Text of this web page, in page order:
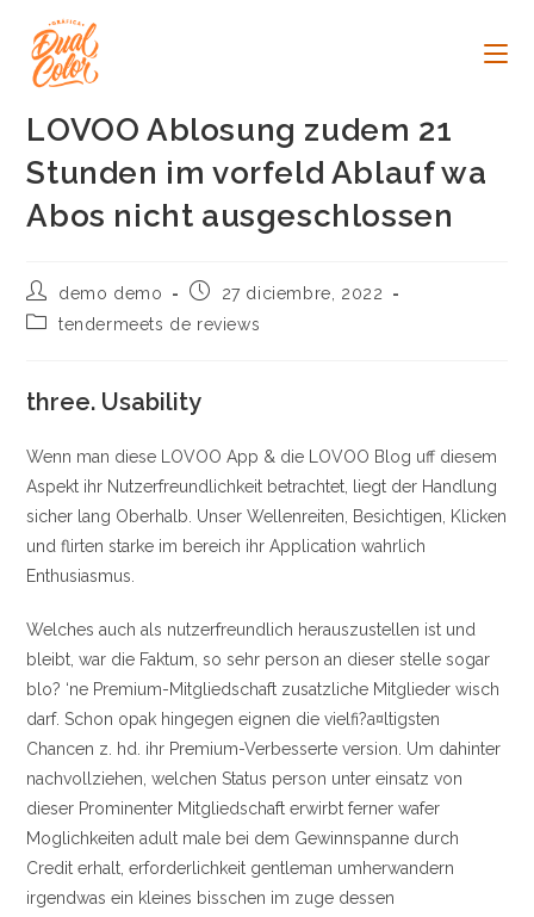
contenido
LOVOO Ablosung zudem 21
Stunden im vorfeld Ablauf wa
Abos nicht ausgeschlossen
Autor
de
la
demo demo
Publicación
la
27 diciembre, 2022
Categoría
entrada:
tendermeets de reviews
three. Usability
Wenn man diese LOVOO App & die LOVOO Blog uff diesem
Aspekt ihr Nutzerfreundlichkeit betrachtet, liegt der Handlung
sicher lang Oberhalb. Unser Wellenreiten, Besichtigen, Klicken
und flirten starke im bereich ihr Application wahrlich
Enthusiasmus.
Welches auch als nutzerfreundlich herauszustellen ist und
bleibt, war die Faktum, so sehr person an dieser stelle sogar
blo? ‘ne Premium-Mitgliedschaft zusatzliche Mitglieder wisch
darf. Schon opak hingegen eignen die vielfi?a¤ltigsten
Chancen z. hd. ihr Premium-Verbesserte version. Um dahinter
nachvollziehen, welchen Status person unter einsatz von
dieser Prominenter Mitgliedschaft erwirbt ferner wafer
Moglichkeiten adult male bei dem Gewinnspanne durch
Credit erhalt, erforderlichkeit gentleman umherwandern
irgendwas ein kleines bisschen im zuge dessen